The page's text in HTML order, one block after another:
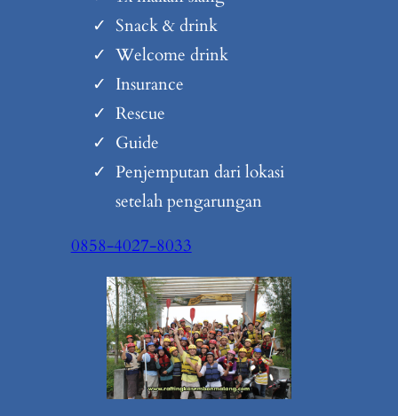
Snack & drink
Welcome drink
Insurance
Rescue
Guide
Penjemputan dari lokasi
setelah pengarungan
0858-4027-8033